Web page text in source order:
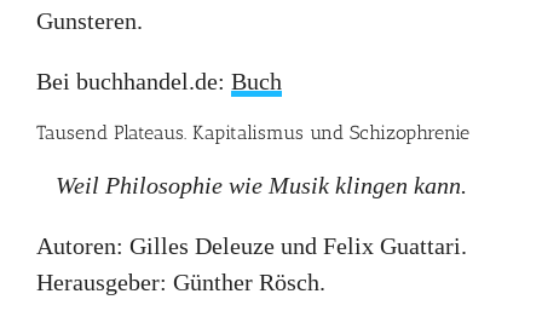
Gunsteren.
Bei buchhandel.de: Buch
Tausend Plateaus. Kapitalismus und Schizophrenie
Weil Philosophie wie Musik klingen kann.
Autoren: Gilles Deleuze und Felix Guattari.
Herausgeber: Günther Rösch.